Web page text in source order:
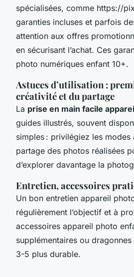
spécialisées, comme https://
garanties incluses et parfois
attention aux offres
en sécurisant l’achat. Ces
photo numériques enfant 10+.
Astuces d’utilisation :
créativité et du partage
La prise en main facile
guides illustrés, souvent
simples : privilégiez les
partage des photos réalisées
d’explorer davantage la
Entretien, accessoires
Un bon entretien appareil
régulièrement l’objectif et à
accessoires appareil photo
supplémentaires ou
3-5 plus durable.